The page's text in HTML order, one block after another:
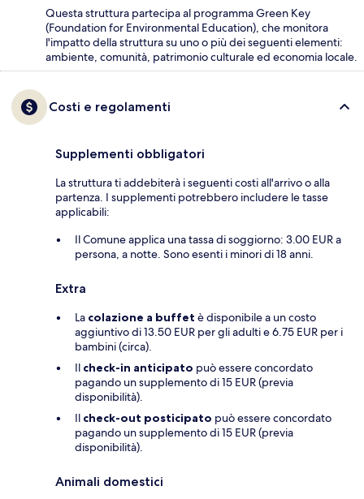
Questa struttura partecipa al programma Green Key
(Foundation for Environmental Education), che monitora
l'impatto della struttura su uno o più dei seguenti elementi:
ambiente, comunità, patrimonio culturale ed economia locale.
Costi e regolamenti
Supplementi obbligatori
La struttura ti addebiterà i seguenti costi all'arrivo o alla
partenza. I supplementi potrebbero includere le tasse
applicabili:
Il Comune applica una tassa di soggiorno: 3.00 EUR a
persona, a notte. Sono esenti i minori di 18 anni.
Extra
La colazione a buffet è disponibile a un costo
aggiuntivo di 13.50 EUR per gli adulti e 6.75 EUR per i
bambini (circa).
Il check-in anticipato può essere concordato
pagando un supplemento di 15 EUR (previa
disponibilità).
Il check-out posticipato può essere concordato
pagando un supplemento di 15 EUR (previa
disponibilità).
Animali domestici